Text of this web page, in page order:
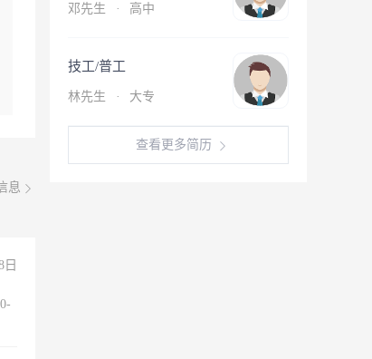
息
日
邓先生 · 高中
技工/普工
林先生 · 大专
查看更多简历